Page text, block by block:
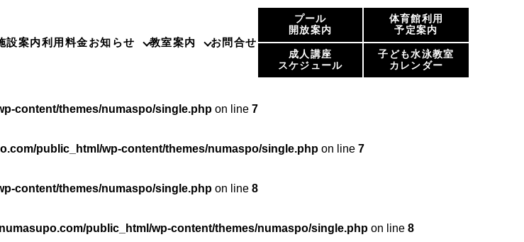
設案内利用料金お知らせ 教室案内 お問合せ
プール
開放案内
体育館利用
予定案内
成人講座
スケジュール
子ども水泳教室
カレンダー
public_html/wp-content/themes/numaspo/single.phpon line6
content/themes/numaspo/single.php on line 7
public_html/wp-content/themes/numaspo/single.php on line 7
content/themes/numaspo/single.php on line 8
public_html/wp-content/themes/numaspo/single.php on line 8